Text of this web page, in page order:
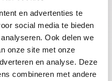
en advertenties te
social media te bieden
Ook delen we
onze site met onze
en analyse. Deze
combineren met andere
jouw adviseuse of
mail ons!